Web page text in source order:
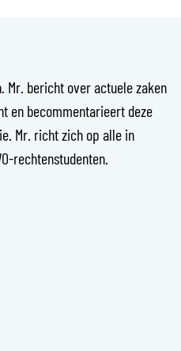
bericht over actuele zaken
en becommentarieert deze
Mr. richt zich op alle in
rechtenstudenten.